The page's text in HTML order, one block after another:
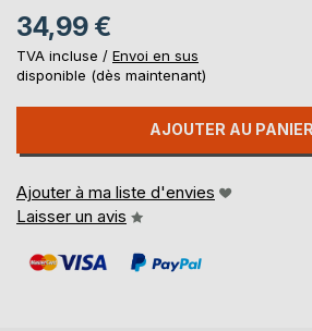
34,99 €
TVA incluse / Envoi en sus
disponible (dès maintenant)
AJOUTER AU
Ajouter à ma liste d'envies
Laisser un avis